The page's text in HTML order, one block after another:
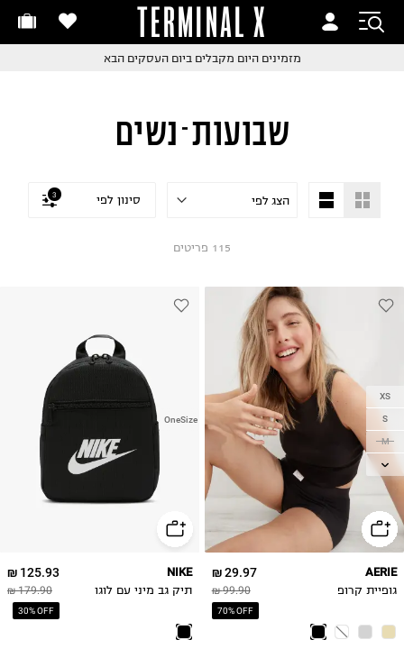
TERMINAL X
החלפות והחזרות בקליקעם שליח עד הבית!
שבועות - נשים
סינון לפי 3
115 פריטים
XS
S
M
L
XL
29.97 ₪
99.90 ₪
70% OFF
AERIE
גופיית קרופ
OneSize
125.93 ₪
179.90 ₪
30% OFF
NIKE
תיק גב מיני עם לוגו